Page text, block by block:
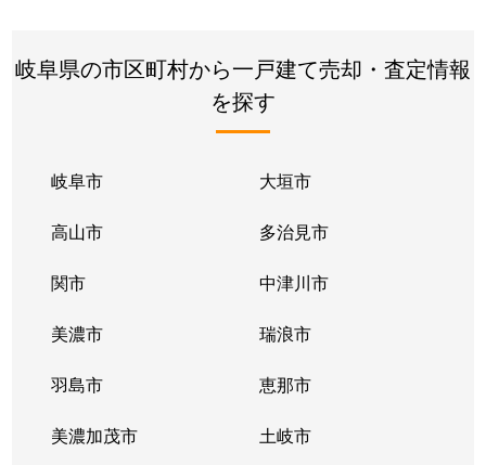
岐阜県の市区町村から一戸建て売却・査定情報
を探す
岐阜市 大垣市
高山市 多治見市
関市 中津川市
美濃市 瑞浪市
羽島市 恵那市
美濃加茂市 土岐市